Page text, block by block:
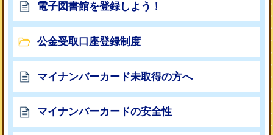
電子図書館を登録しよう！
公金受取口座登録制度
マイナンバーカード未取得の方へ
マイナンバーカードの安全性